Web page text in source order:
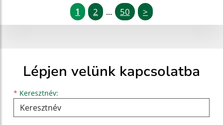
1 2 ... 50 >
Lépjen velünk kapcsolatba
* Keresztnév:
Keresztnév
Vezetéknév
E-mail cím